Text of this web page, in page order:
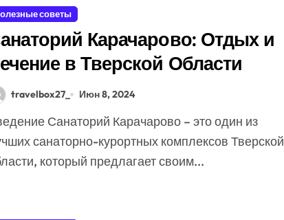
советы
Карачарово: Отдых и
в Тверской Области
travelbox27_ Июн 8, 2024
санаторно-курортных комплексов Тверской
который предлагает своим...